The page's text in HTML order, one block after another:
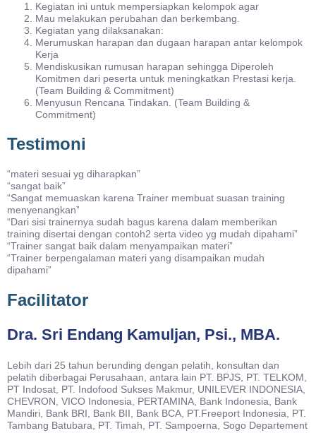
Kegiatan ini untuk mempersiapkan kelompok agar
Mau melakukan perubahan dan berkembang.
Kegiatan yang dilaksanakan:
Merumuskan harapan dan dugaan harapan antar kelompok
Kerja
Mendiskusikan rumusan harapan sehingga Diperoleh
Komitmen dari peserta untuk meningkatkan Prestasi kerja.
(Team Building & Commitment)
Menyusun Rencana Tindakan. (Team Building &
Commitment)
Testimoni
“materi sesuai yg diharapkan”
“sangat baik”
“Sangat memuaskan karena Trainer membuat suasan training
menyenangkan”
“Dari sisi trainernya sudah bagus karena dalam memberikan
training disertai dengan contoh2 serta video yg mudah dipahami”
“Trainer sangat baik dalam menyampaikan materi”
“Trainer berpengalaman materi yang disampaikan mudah
dipahami”
Facilitator
Dra. Sri Endang Kamuljan, Psi., MBA.
Lebih dari 25 tahun berunding dengan pelatih, konsultan dan
pelatih diberbagai Perusahaan, antara lain PT. BPJS, PT. TELKOM,
PT Indosat, PT. Indofood Sukses Makmur, UNILEVER INDONESIA,
CHEVRON, VICO Indonesia, PERTAMINA, Bank Indonesia, Bank
Mandiri, Bank BRI, Bank BII, Bank BCA, PT.Freeport Indonesia, PT.
Tambang Batubara, PT. Timah, PT. Sampoerna, Sogo Departement